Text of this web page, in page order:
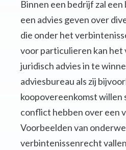
Binnen een bedrijf zal
een advies geven over
die onder het
voor particulieren kan het
juridisch advies in te
adviesbureau als zij
koopovereenkomst willen
conflict hebben over een
Voorbeelden van
verbintenissenrecht